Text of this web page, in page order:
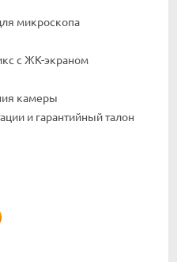
микроскопа
с ЖК-экраном
камеры
и гарантийный талон